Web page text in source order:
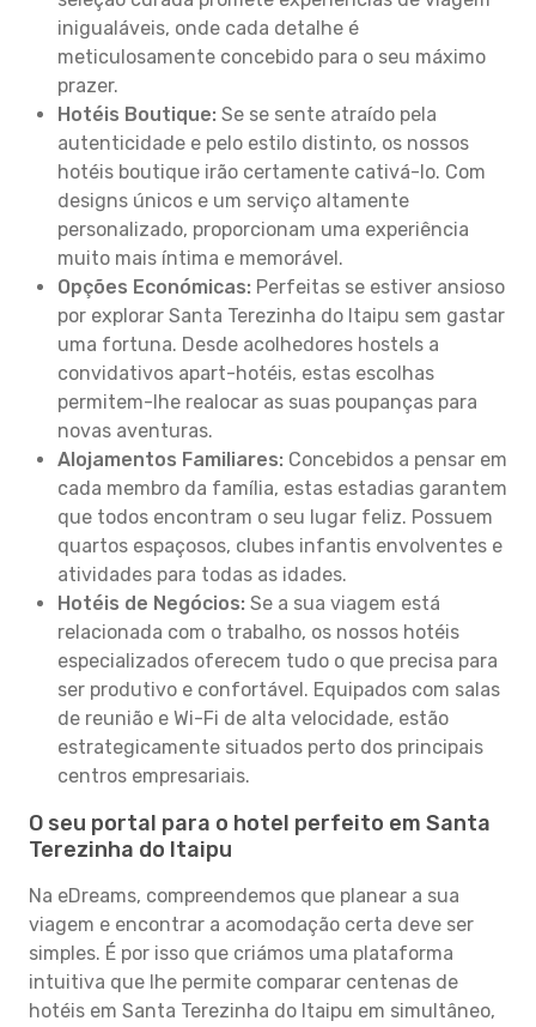
inigualáveis, onde cada detalhe é
meticulosamente concebido para o seu máximo
prazer.
Hotéis Boutique: Se se sente atraído pela
autenticidade e pelo estilo distinto, os nossos
hotéis boutique irão certamente cativá-lo. Com
designs únicos e um serviço altamente
personalizado, proporcionam uma experiência
muito mais íntima e memorável.
Opções Económicas: Perfeitas se estiver ansioso
por explorar Santa Terezinha do Itaipu sem gastar
uma fortuna. Desde acolhedores hostels a
convidativos apart-hotéis, estas escolhas
permitem-lhe realocar as suas poupanças para
novas aventuras.
Alojamentos Familiares: Concebidos a pensar em
cada membro da família, estas estadias garantem
que todos encontram o seu lugar feliz. Possuem
quartos espaçosos, clubes infantis envolventes e
atividades para todas as idades.
Hotéis de Negócios: Se a sua viagem está
relacionada com o trabalho, os nossos hotéis
especializados oferecem tudo o que precisa para
ser produtivo e confortável. Equipados com salas
de reunião e Wi-Fi de alta velocidade, estão
estrategicamente situados perto dos principais
centros empresariais.
O seu portal para o hotel perfeito em Santa
Terezinha do Itaipu
Na eDreams, compreendemos que planear a sua
viagem e encontrar a acomodação certa deve ser
simples. É por isso que criámos uma plataforma
intuitiva que lhe permite comparar centenas de
hotéis em Santa Terezinha do Itaipu em simultâneo,